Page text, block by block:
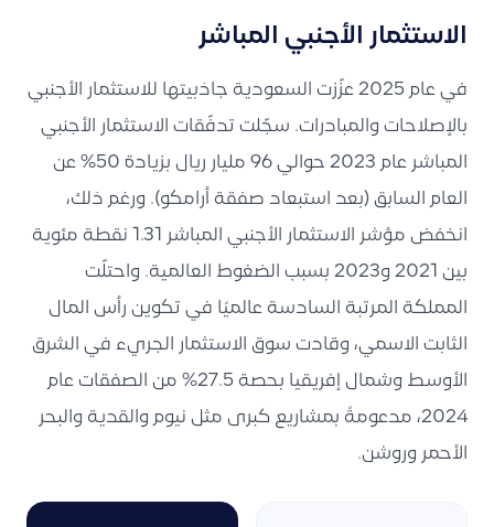
الاستثمار الأجنبي المباشر
في عام 2025 عزّزت السعودية جاذبيتها للاستثمار الأجنبي
بالإصلاحات والمبادرات. سجّلت تدفّقات الاستثمار الأجنبي
المباشر عام 2023 حوالي 96 مليار ريال بزيادة 50% عن
العام السابق (بعد استبعاد صفقة أرامكو). ورغم ذلك،
انخفض مؤشر الاستثمار الأجنبي المباشر 1.31 نقطة مئوية
بين 2021 و2023 بسبب الضغوط العالمية. واحتلّت
المملكة المرتبة السادسة عالميًا في تكوين رأس المال
الثابت الاسمي، وقادت سوق الاستثمار الجريء في الشرق
الأوسط وشمال إفريقيا بحصة 27.5% من الصفقات عام
2024، مدعومةً بمشاريع كبرى مثل نيوم والقدية والبحر
الأحمر وروشن.